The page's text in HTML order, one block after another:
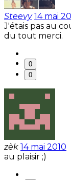
Steevy 14 mai
J'étais pas au
du tout merci.
0
0
zèk 14 mai 2010
au plaisir ;)